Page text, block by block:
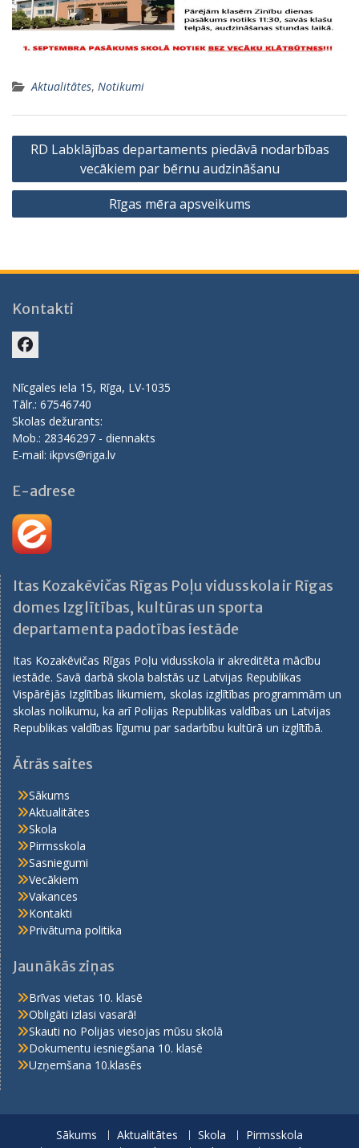
Aktualitātes, Notikumi
Ziņu
RD Labklājības departaments piedāvā nodarbības
vecākiem par bērnu audzināšanu
Rīgas mēra apsveikums
Kontakti
Nīcgales iela 15, Rīga, LV-1035
Tālr.: 67546740
Skolas dežurants:
Mob.: 28346297 - diennakts
E-mail: ikpvs@riga.lv
E-adrese
Itas Kozakēvičas Rīgas Poļu vidusskola ir Rīgas
domes Izglītības, kultūras un sporta
departamenta padotības iestāde
Itas Kozakēvičas Rīgas Poļu vidusskola ir akreditēta mācību
iestāde. Savā darbā skola balstās uz Latvijas Republikas
Vispārējās Izglītības likumiem, skolas izglītības programmām un
skolas nolikumu, ka arī Polijas Republikas valdības un Latvijas
Republikas valdības līgumu par sadarbību kultūrā un izglītībā.
Ātrās saites
Sākums
Aktualitātes
Skola
Pirmsskola
Sasniegumi
Vecākiem
Vakances
Kontakti
Privātuma politika
Jaunākās ziņas
Brīvas vietas 10. klasē
Obligāti izlasi vasarā!
Skauti no Polijas viesojas mūsu skolā
Dokumentu iesniegšana 10. klasē
Uzņemšana 10.klasēs
Sākums Aktualitātes Skola
Pirmsskola